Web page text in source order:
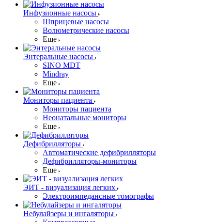
Инфузионные насосы
Шприцевые насосы
Волюметрические насосы
Еще
Энтеральные насосы
SINO MDT
Mindray
Еще
Мониторы пациента
Мониторы пациента
Неонатальные мониторы
Еще
Дефибрилляторы
Автоматические дефибрилляторы
Дефибрилляторы-мониторы
Еще
ЭИТ - визуализация легких
Электроимпедансные томографы
Небулайзеры и ингаляторы